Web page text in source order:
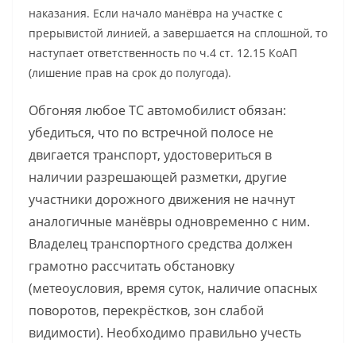
наказания. Если начало манёвра на участке с
прерывистой линией, а завершается на сплошной, то
наступает ответственность по ч.4 ст. 12.15 КоАП
(лишение прав на срок до полугода).
Обгоняя любое ТС автомобилист обязан:
убедиться, что по встречной полосе не
двигается транспорт, удостовериться в
наличии разрешающей разметки, другие
участники дорожного движения не начнут
аналогичные манёвры одновременно с ним.
Владелец транспортного средства должен
грамотно рассчитать обстановку
(метеоусловия, время суток, наличие опасных
поворотов, перекрёстков, зон слабой
видимости). Необходимо правильно учесть